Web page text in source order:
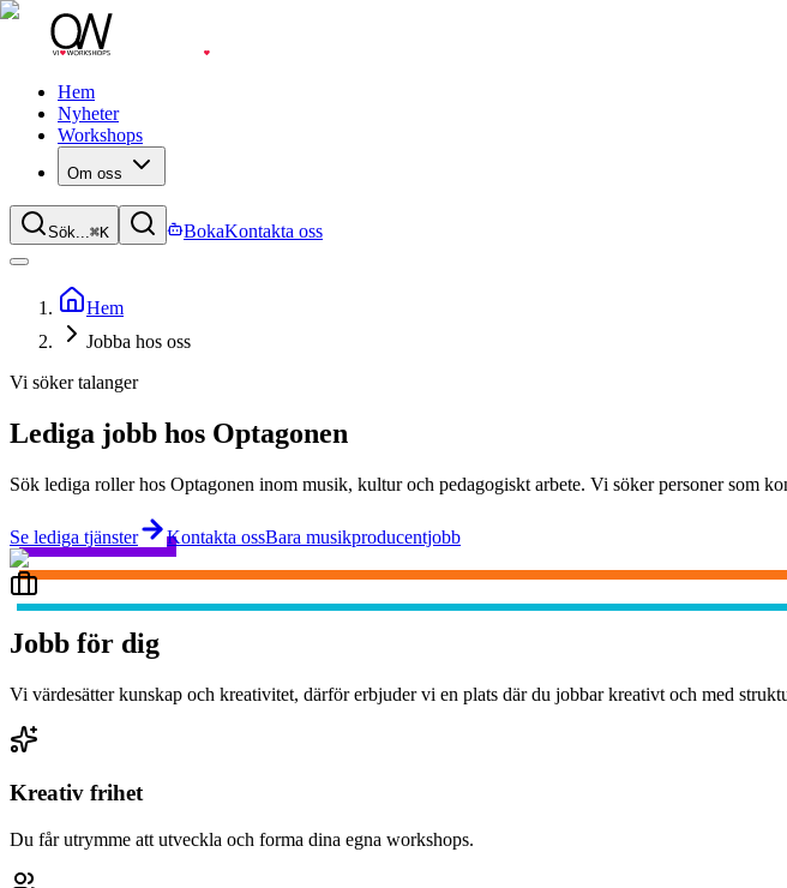
Hem
Nyheter
Workshops
Om oss
Sök...⌘K BokaKontakta oss
Hem
Jobba hos oss
Vi söker talanger
Lediga jobb hos Optagonen
Sök lediga roller hos Optagonen inom musik, kultur och pedagogiskt arbete. Vi söker personer som
Se lediga tjänster Kontakta ossBara musikproducentjobb
Jobb för dig
Vi värdesätter kunskap och kreativitet, därför erbjuder vi en plats där du jobbar kreativt och med
Kreativ frihet
Du får utrymme att utveckla och forma dina egna workshops.